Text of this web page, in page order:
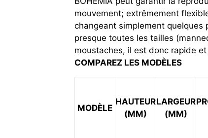
mouvement; extrêmement
changeant simplement quelques
presque toutes les tailles
moustaches, il est donc rapide
COMPAREZ LES MODÈLES
MODÈLE
HAUTEUR
(MM)
LARGEUR
(MM)